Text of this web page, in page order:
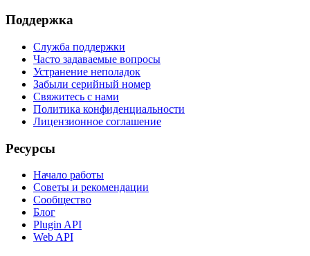
Поддержка
Служба поддержки
Часто задаваемые вопросы
Устранение неполадок
Забыли серийный номер
Свяжитесь с нами
Политика конфиденциальности
Лицензионное соглашение
Ресурсы
Начало работы
Советы и рекомендации
Сообщество
Блог
Plugin API
Web API